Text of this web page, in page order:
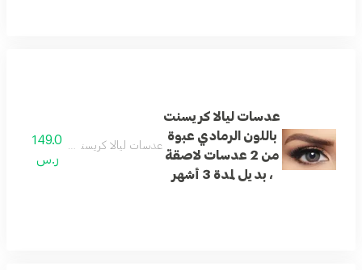
عدسات ليالا كريسنت
باللون الرمادي عبوة
من 2 عدسات لاصقة
، بديل لمدة 3 أشهر
عدسات ليالا كريسنت باللون الرمادي عبوة من 2 عدسات لاصقة ،
149.0
ر.س